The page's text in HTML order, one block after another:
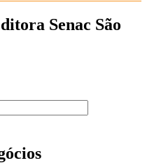
Senac São